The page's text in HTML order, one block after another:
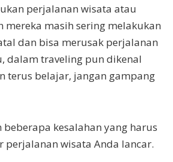
perjalanan wisata atau
mereka masih sering melakukan
dan bisa merusak perjalanan
dalam traveling pun dikenal
terus belajar, jangan gampang
kesalahan yang harus
perjalanan wisata Anda lancar.